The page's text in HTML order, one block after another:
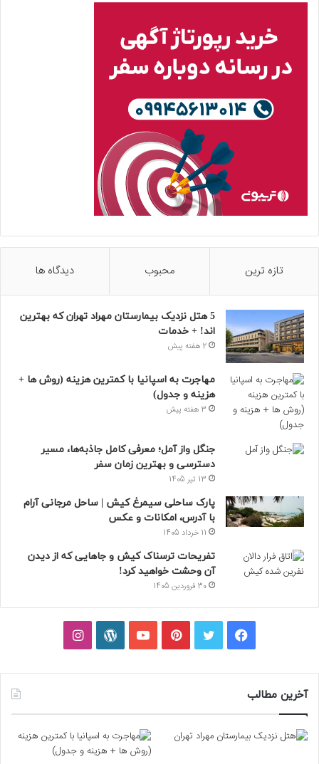
تازه ترین محبوب دیدگاه ها
5 هتل نزدیک بیمارستان مهراد تهران که بهترین‌
اند! + خدمات
2 هفته پیش
مهاجرت به اسپانیا با کمترین هزینه (روش ها +
هزینه و جدول)
3 هفته پیش
جنگل واز آمل؛ معرفی کامل جاذبه‌ها، مسیر
دسترسی و بهترین زمان سفر
13 تیر 1405
پارک ساحلی سیمرغ کیش | ساحل مرجانی آرام
با آدرس، امکانات و عکس
11 خرداد 1405
تفریحات ترسناک کیش و جاهایی که از دیدن
آن وحشت خواهید کرد!
30 فروردین 1405
فیسبوکتوییترپینتریستیوتیوبوردپرساینستاگرام
آخرین مطالب